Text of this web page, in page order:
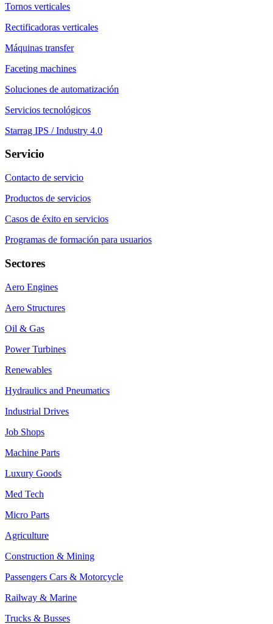
Tornos verticales
Rectificadoras verticales
Máquinas transfer
Faceting machines
Soluciones de automatización
Servicios tecnológicos
Starrag IPS / Industry 4.0
Servicio
Contacto de servicio
Productos de servicios
Casos de éxito en servicios
Programas de formación para usuarios
Sectores
Aero Engines
Aero Structures
Oil & Gas
Power Turbines
Renewables
Hydraulics and Pneumatics
Industrial Drives
Job Shops
Machine Parts
Luxury Goods
Med Tech
Micro Parts
Agriculture
Construction & Mining
Passengers Cars & Motorcycle
Railway & Marine
Trucks & Busses